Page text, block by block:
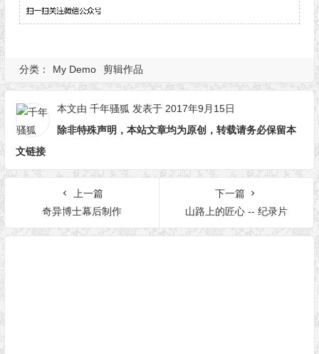
分类： My Demo 剪辑作品
本文由 千年骚狐 发表于 2017年9月15日
除非特殊声明，本站文章均为原创，转载请务必保留本
文链接
上一篇
奇异博士幕后制作
下一篇
山路上的匠心 -- 纪录片